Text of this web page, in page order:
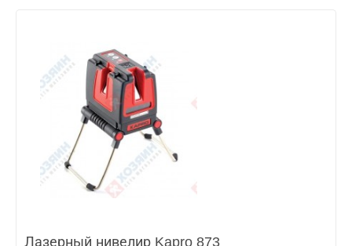
Лазерный нивелир Kapro 873